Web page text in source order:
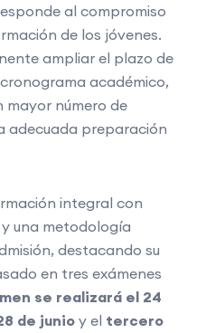
al compromiso
de los jóvenes.
ampliar el plazo de
académico,
mayor número de
adecuada preparación
integral con
una metodología
destacando su
en tres exámenes
se realizará el 24
de junio y el tercero